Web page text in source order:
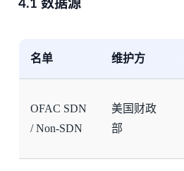
4.1 数据源
名单 维护方
OFAC SDN
/ Non-SDN
美国财政
部